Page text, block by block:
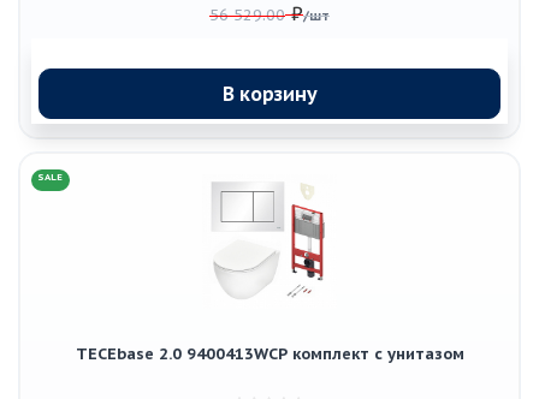
56 529.00₽/шт
В корзину
SALE
TECEbase 2.0 9400413WCP комплект с унитазом